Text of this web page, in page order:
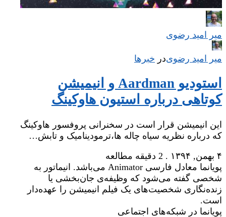
میر امید رضوی
میر امید رضویدر خبرها
استودیو Aardman و انیمیشن
کوتاهی درباره استیون هاوکینگ
این انیمیشن قرار است در سخنرانی پروفسور هاوکینگ
که درباره نظریه سیاه چاله ها،ترمودینامیک و تابش…
۴ بهمن, ۱۳۹۴
. 2 دقیقه مطالعه
پویانما معادل فارسی Animator می‌باشد. انیماتور به
شخصی گفته می‌شود که وظیفه‌ی جان‌بخشی یا
زنده‌نگاری شخصیت‌های یک فیلم انیمیشن را عهده‌دار
است.
پویانما در شبکه‌های اجتماعی